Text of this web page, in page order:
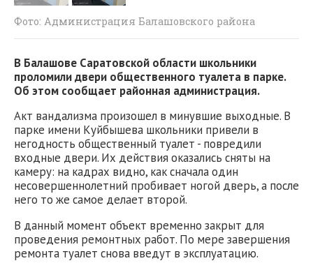
Фото: Администрация Балашовского района
В Балашове Саратовской области школьники
проломили двери общественного туалета в парке.
Об этом сообщает районная администрация.
Акт вандализма произошел в минувшие выходные. В
парке имени Куйбышева школьники привели в
негодность общественный туалет - повредили
входные двери. Их действия оказались сняты на
камеру: на кадрах видно, как сначала один
несовершеннолетний пробивает ногой дверь, а после
него то же самое делает второй.
В данный момент объект временно закрыт для
проведения ремонтных работ. По мере завершения
ремонта туалет снова введут в эксплуатацию.